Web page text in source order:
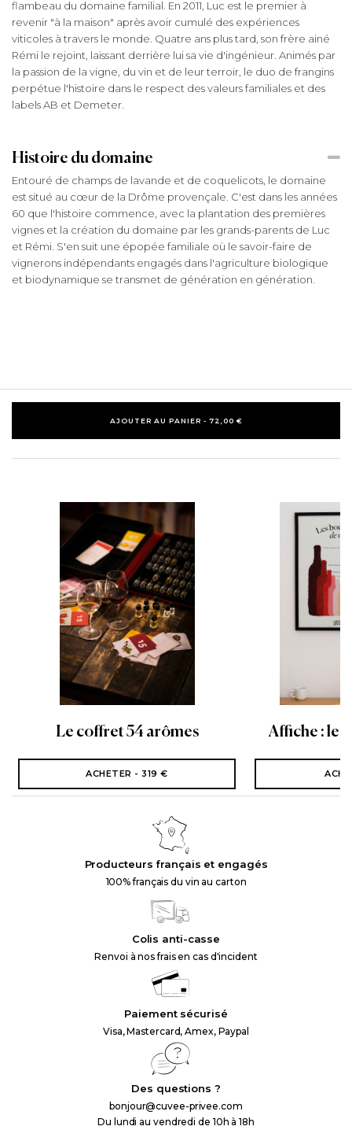
flambeau du domaine familial. En 2011, Luc est le premier à
revenir "à la maison" après avoir cumulé des expériences
viticoles à travers le monde. Quatre ans plus tard, son frère ainé
Rémi le rejoint, laissant derrière lui sa vie d'ingénieur. Animés par
la passion de la vigne, du vin et de leur terroir, le duo de frangins
perpétue l'histoire dans le respect des valeurs familiales et des
labels AB et Demeter.
Histoire du domaine
Entouré de champs de lavande et de coquelicots, le domaine
est situé au cœur de la Drôme provençale. C'est dans les années
60 que l'histoire commence, avec la plantation des premières
vignes et la création du domaine par les grands-parents de Luc
et Rémi. S'en suit une épopée familiale où le savoir-faire de
vignerons indépendants engagés dans l'agriculture biologique
et biodynamique se transmet de génération en génération.
AJOUTER AU PANIER - 72,00 €
Le coffret 54 arômes
ACHETER - 319 €
Affiche : les
Producteurs français et engagés
100% français du vin au carton
Colis anti-casse
Renvoi à nos frais en cas d'incident
Paiement sécurisé
Visa, Mastercard, Amex, Paypal
Des questions ?
bonjour@cuvee-privee.com
Du lundi au vendredi de 10h à 18h